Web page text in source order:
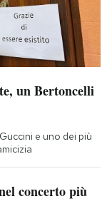
un Bertoncelli
e uno dei più
concerto più